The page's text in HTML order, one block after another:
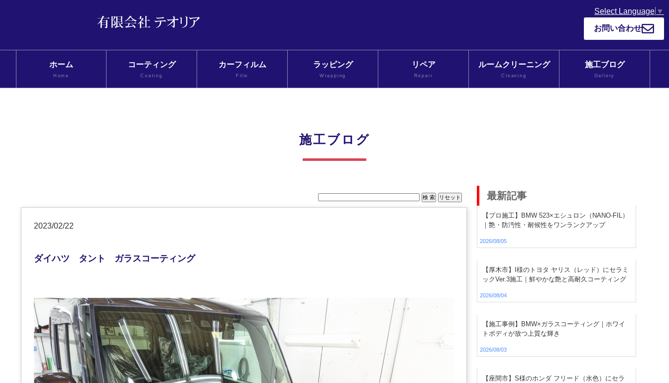
Select Language ▼
お問い合わせ
ホーム
Home
コーティング
Coating
カーフィルム
Film
ラッピング
Wrapping
リペア
Repair
ルームクリーニング
Cleaning
施工ブログ
Gallery
施工ブログ
2023/02/22
ダイハツ タント ガラスコーティング
最新記事
【プロ施工】BMW 523×エシュロン（NANO-FIL）
｜艶・防汚性・耐候性をワンランクアップ
2026/08/05
【厚木市】I様のトヨタ ヤリス（レッド）にセラミ
ックVer.3施工｜鮮やかな艶と高耐久コーティング
2026/08/04
【施工事例】BMW×ガラスコーティング｜ホワイ
トボディが放つ上質な輝き
2026/08/03
【座間市】S様のホンダ フリード（水色）にセラ